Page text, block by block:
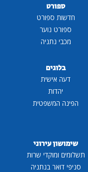
ספורט
חדשות ספורט
ספורט נוער
מכבי נתניה
בלוגים
דעה אישית
יהדות
הפינה המשפטית
שימושון עירוני
תשלומים ומוקדי שרות
סניפי דואר בנתניה